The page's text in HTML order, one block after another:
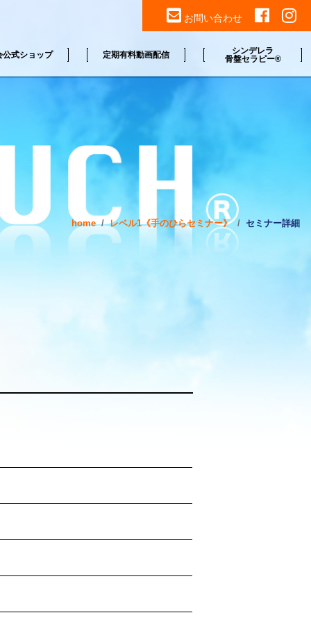
お問い合わせ
公式ショップ 定期有料動画配信
シンデレラ
骨盤セラピー®
home レベル1《手のひらセミナー》 セミナー詳細